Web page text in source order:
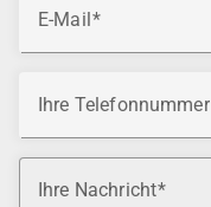
E-Mail
Ihre Telefonnummer
Ihre Nachricht